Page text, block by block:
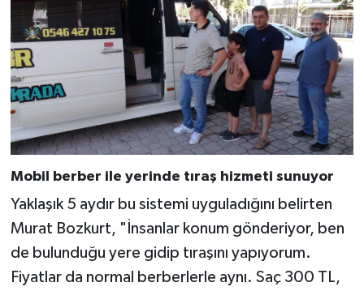
Mobil berber ile yerinde tıraş hizmeti sunuyor
Yaklaşık 5 aydır bu sistemi uyguladığını belirten
Murat Bozkurt, "İnsanlar konum gönderiyor, ben
de bulunduğu yere gidip tıraşını yapıyorum.
Fiyatlar da normal berberlerle aynı. Saç 300 TL,